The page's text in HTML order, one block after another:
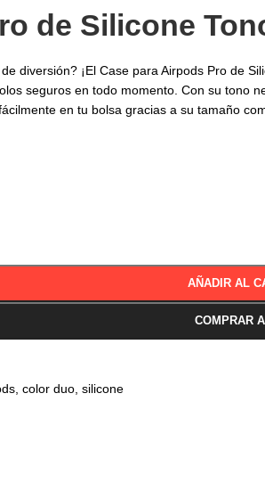
de Silicone
diversión? ¡El Case para Airpods Pro de
seguros en todo momento. Con su tono
en tu bolsa gracias a su tamaño
AÑADIR AL
COMPRAR
color duo silicone